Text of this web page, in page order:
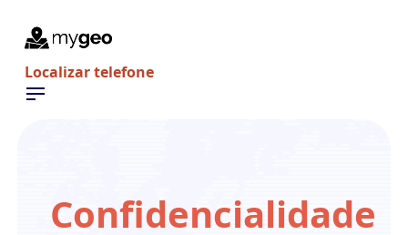
Localizar telefone
Confidencialidade